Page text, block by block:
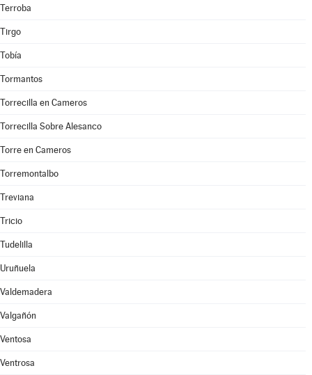
Terroba
Tirgo
Tobía
Tormantos
Torrecilla en Cameros
Torrecilla Sobre Alesanco
Torre en Cameros
Torremontalbo
Treviana
Tricio
Tudelilla
Uruñuela
Valdemadera
Valgañón
Ventosa
Ventrosa